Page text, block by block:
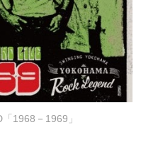
1968－1969」